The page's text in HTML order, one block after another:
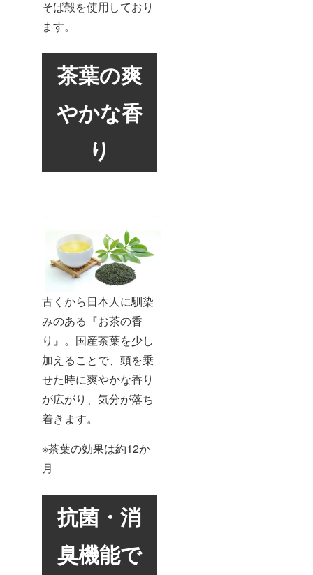
そば殻を使用しており
ます。
茶葉の爽
やかな香
り
古くから日本人に馴染
みのある『お茶の香
り』。国産茶葉を少し
加えることで、頭を乗
せた時に爽やかな香り
が広がり、気分が落ち
着きます。
※茶葉の効果は約12か
月
抗菌・消
臭機能で